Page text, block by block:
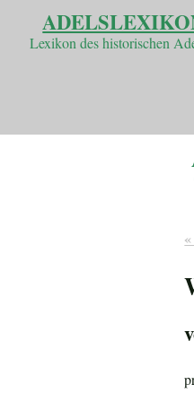
Lexikon des historischen